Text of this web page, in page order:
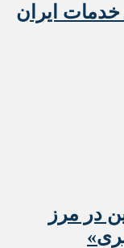
خدمات ایران
در مرز